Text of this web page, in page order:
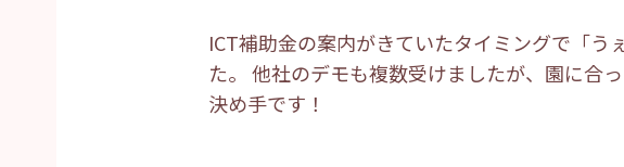
ICT補助金の案内がきていたタイミングで「う
た。 他社のデモも複数受けましたが、園に合
決め手です！